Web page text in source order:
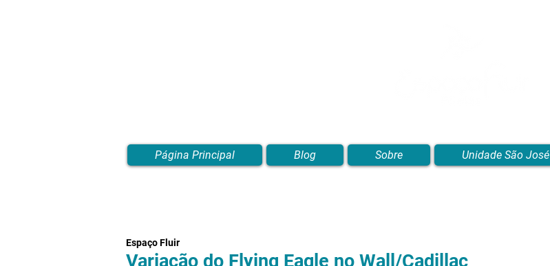
Variação do Flying Eagle no Wall/Cadillac
Espaço Fluir
Página Principal Blog Sobre Unidade São José